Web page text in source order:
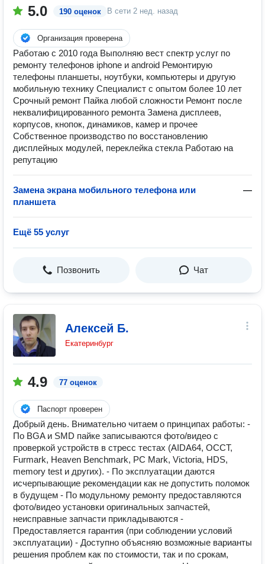
5.0 190 оценок В сети 2 нед. назад
Организация проверена
Работаю с 2010 года Выполняю вест спектр услуг по
ремонту телефонов iphone и android Ремонтирую
телефоны планшеты, ноутбуки, компьютеры и другую
мобильную технику Специалист с опытом более 10 лет
Срочный ремонт Пайка любой сложности Ремонт после
неквалифицированного ремонта Замена дисплеев,
корпусов, кнопок, динамиков, камер и прочее
Собственное производство по восстановлению
дисплейных модулей, переклейка стекла Работаю на
репутацию
Замена экрана мобильного телефона или
планшета
—
Ещё 55 услуг
Позвонить Чат
Алексей Б.
Екатеринбург
4.9 77 оценок
Паспорт проверен
Добрый день. Внимательно читаем о принципах работы: -
По BGA и SMD пайке записываются фото/видео с
проверкой устройств в стресс тестах (AIDA64, OCCT,
Furmark, Heaven Benchmark, PC Mark, Victoria, HDS,
memory test и других). - По эксплуатации даются
исчерпывающие рекомендации как не допустить поломок
в будущем - По модульному ремонту предоставляются
фото/видео установки оригинальных запчастей,
неисправные запчасти прикладываются -
Предоставляется гарантия (при соблюдении условий
эксплуатации) - Доступно объясняю возможные варианты
решения проблем как по стоимости, так и по срокам,